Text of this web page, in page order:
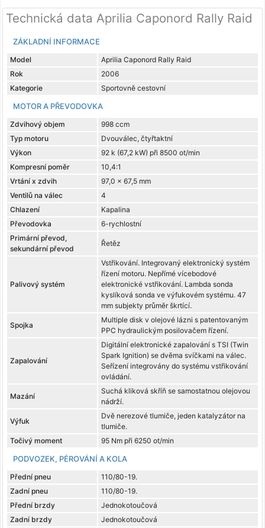
Technická data Aprilia Caponord Rally Raid
ZÁKLADNÍ INFORMACE
Model
Aprilia Caponord Rally Raid
Rok
2006
Kategorie
Sportovně cestovní
MOTOR A PŘEVODOVKA
Zdvihový objem
998 ccm
Typ motoru
Dvouválec, čtyřtaktní
Výkon
92 k (67,2 kW) při 8500 ot/min
Kompresní poměr
10,4:1
Vrtání x zdvih
97,0 x 67,5 mm
Ventilů na válec
4
Chlazení
Kapalina
Převodovka
6-rychlostní
Primární převod,
sekundární převod
Řetěz
Palivový systém
Vstřikování. Integrovaný elektronický systém
řízení motoru. Nepřímé vícebodové
elektronické vstřikování. Lambda sonda
kyslíková sonda ve výfukovém systému. 47
mm subjekty průměr škrtící.
Spojka
Multiple disk v olejové lázni s patentovaným
PPC hydraulickým posilovačem řízení.
Zapalování
Digitální elektronické zapalování s TSI (Twin
Spark Ignition) se dvěma svíčkami na válec.
Seřízení integrovány do systému vstřikování
ovládání.
Mazání
Suchá kliková skříň se samostatnou olejovou
nádrží.
Výfuk
Dvě nerezové tlumiče, jeden katalyzátor na
tlumiče.
Točivý moment
95 Nm při 6250 ot/min
PODVOZEK, PÉROVÁNÍ A KOLA
Přední pneu
110/80-19.
Zadní pneu
110/80-19.
Přední brzdy
Jednokotoučová
Zadní brzdy
Jednokotoučová